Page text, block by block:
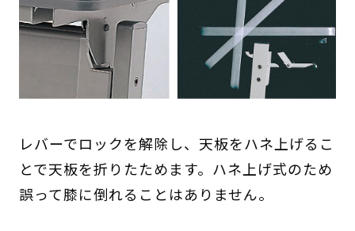
レバーでロックを解除し、天板をハネ上げるこ
とで天板を折りたためます。ハネ上げ式のため
誤って膝に倒れることはありません。